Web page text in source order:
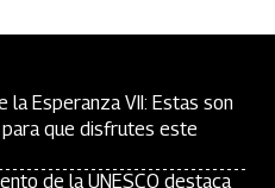
Esperanza VII: Estas son
que disfrutes este
de la UNESCO destaca